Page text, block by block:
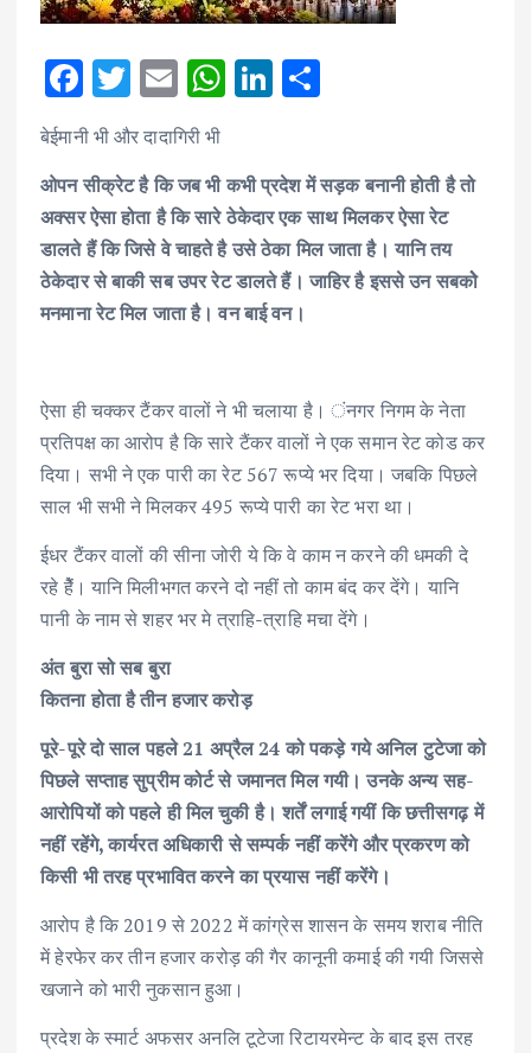
F
ac
e
b
o
o
k
T
it
te
r
E
m
ai
l
W
s
A
p
p
Li
e
dI
n
e
बेईमानी भी और दादागिरी भी
ओपन सीक्रेट है कि जब भी कभी प्रदेश में सड़क बनानी होती है तो
अक्सर ऐसा होता है कि सारे ठेकेदार एक साथ मिलकर ऐसा रेट
डालते हैं कि जिसे वे चाहते है उसे ठेका मिल जाता है। यानि तय
ठेकेदार से बाकी सब उपर रेट डालते हैं। जाहिर है इससे उन सबकोे
मनमाना रेट मिल जाता है। वन बाई वन।
ऐसा ही चक्कर टैंकर वालों ने भी चलाया है। ंनगर निगम के नेता
प्रतिपक्ष का आरोप है कि सारे टैंकर वालों ने एक समान रेट कोड कर
दिया। सभी ने एक पारी का रेट 567 रूप्ये भर दिया। जबकि पिछले
साल भी सभी ने मिलकर 495 रूप्ये पारी का रेट भरा था।
ईधर टैंकर वालों की सीना जोरी ये कि वे काम न करने की धमकी दे
रहे हैें। यानि मिलीभगत करने दो नहीं तो काम बंद कर देंगे। यानि
पानी के नाम से शहर भर मे त्राहि-त्राहि मचा देंगे।
अंत बुरा सो सब बुरा
कितना होता है तीन हजार करोड़
पूरे-पूरे दो साल पहले 21 अप्रैल 24 को पकड़े गये अनिल टुटेजा को
पिछले सप्ताह सुप्रीम कोर्ट से जमानत मिल गयी। उनके अन्य सह-
आरोपियों को पहले ही मिल चुकी है। शर्तें लगाई गयीं कि छत्तीसगढ़ में
नहीं रहेंगे, कार्यरत अधिकारी से सम्पर्क नहीं करेंगे और प्रकरण को
किसी भी तरह प्रभावित करने का प्रयास नहीं करेंगे।
आरोप है कि 2019 से 2022 में कांग्रेस शासन के समय शराब नीति
में हेरफेर कर तीन हजार करोड़ की गैर कानूनी कमाई की गयी जिससे
खजाने को भारी नुकसान हुआ।
प्रदेश के स्मार्ट अफसर अनलि टूटेजा रिटायरमेन्ट के बाद इस तरह